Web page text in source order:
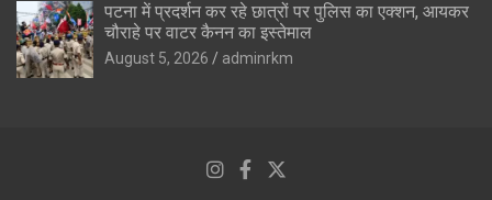
पटना में प्रदर्शन कर रहे छात्रों पर पुलिस का एक्शन, आयकर
चौराहे पर वाटर कैनन का इस्तेमाल
August 5, 2026 adminrkm